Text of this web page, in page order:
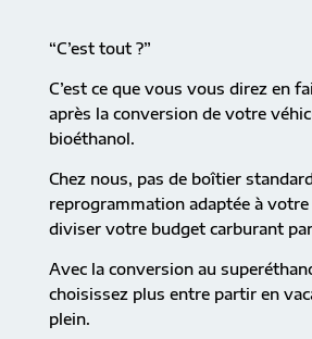
“C’est tout ?”
C’est ce que vous vous direz en
après la conversion de votre
bioéthanol.
Chez nous, pas de boîtier
reprogrammation adaptée à
diviser votre budget carburant
Avec la conversion au
choisissez plus entre partir en
plein.